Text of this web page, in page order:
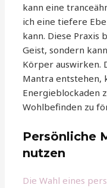
kann eine
ich eine tiefere
kann. Diese Praxis
Geist, sondern
Körper auswirken.
Mantra entstehen,
Energieblockaden
Wohlbefinden zu
Persönliche
nutzen
Die Wahl eines